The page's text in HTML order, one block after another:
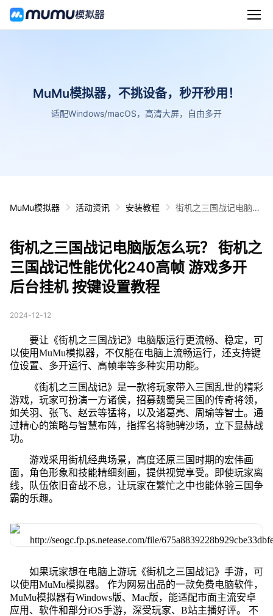
MuMu模拟器，不挑设备，秒开秒用！
适配Windows/macOS，高清大屏，自由多开
MuMu模拟器 活动资讯 安装教程
街机之三国战记电脑版
戏多开 后台挂机 按键
设置教程
街机之三国战记电脑版怎么玩？ 街机之
三国战记性能优化240高帧 游戏多开
后台挂机 按键设置教程
2024-12-12
要让《街机之三国战记》电脑版运行更流畅、稳定，可
以使用MuMu模拟器，不仅能在电脑上流畅运行，还支持键
位设置、多开运行、高帧率等多种实用功能。
《街机之三国战记》是一款将玩家带入三国乱世的精彩
游戏，玩家可扮演一方诸侯，招募魏蜀吴三国的传奇将领，
如关羽、张飞、赵云等猛将，以及诸葛亮、周瑜等智士。通
过精心的策略与智慧布阵，指挥名将驰骋沙场，立下显赫战
功。
游戏采用街机经典场景，高度还原三国时期的宏伟画
面，角色形象和技能精细刻画，提供视觉享受。即使玩家离
线，队伍依旧奋战不息，让玩家在繁忙之中也能体验三国争
霸的乐趣。
如果玩家想在电脑上游玩《街机之三国战记》手游，可
以使用MuMu模拟器。 作为网易出品的一款免费电脑软件，
MuMu模拟器有Windows版、Mac版，能适配市面主流安卓
应用、软件和部分iOS手游，深受玩家、B站主播好评。 不